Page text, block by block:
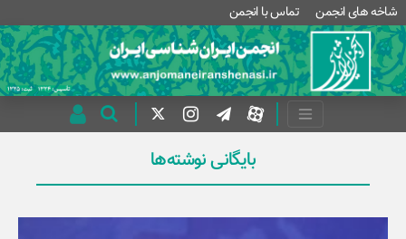
شاخه های انجمن تماس با انجمن
بایگانی نوشته‌ها